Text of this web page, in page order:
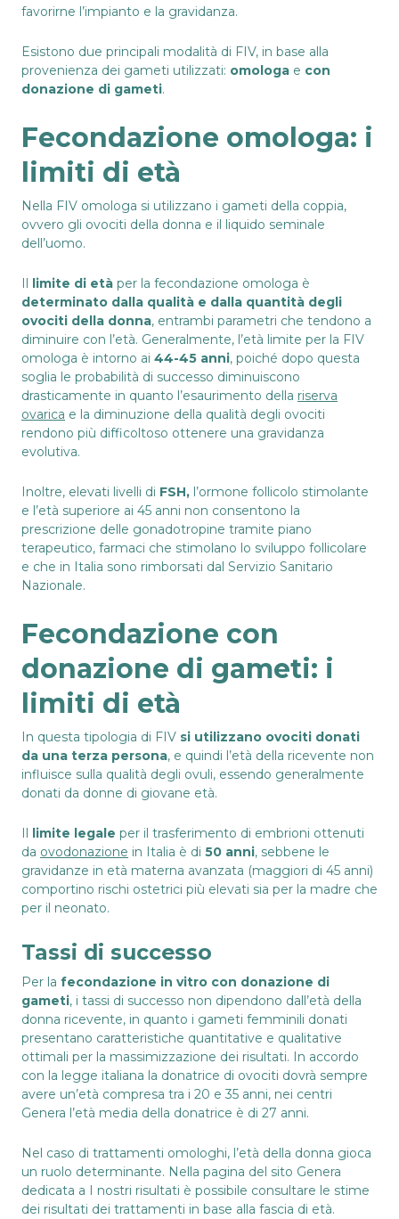
favorirne l’impianto e la gravidanza.
Esistono due principali modalità di FIV, in base alla
provenienza dei gameti utilizzati: omologa e con
donazione di gameti.
Fecondazione omologa: i
limiti di età
Nella FIV omologa si utilizzano i gameti della coppia,
ovvero gli ovociti della donna e il liquido seminale
dell’uomo.
Il limite di età per la fecondazione omologa è
determinato dalla qualità e dalla quantità degli
ovociti della donna, entrambi parametri che tendono a
diminuire con l’età. Generalmente, l’età limite per la FIV
omologa è intorno ai 44-45 anni, poiché dopo questa
soglia le probabilità di successo diminuiscono
drasticamente in quanto l’esaurimento della riserva
ovarica e la diminuzione della qualità degli ovociti
rendono più difficoltoso ottenere una gravidanza
evolutiva.
Inoltre, elevati livelli di FSH, l’ormone follicolo stimolante
e l’età superiore ai 45 anni non consentono la
prescrizione delle gonadotropine tramite piano
terapeutico, farmaci che stimolano lo sviluppo follicolare
e che in Italia sono rimborsati dal Servizio Sanitario
Nazionale.
Fecondazione con
donazione di gameti: i
limiti di età
In questa tipologia di FIV si utilizzano ovociti donati
da una terza persona, e quindi l’età della ricevente non
influisce sulla qualità degli ovuli, essendo generalmente
donati da donne di giovane età.
Il limite legale per il trasferimento di embrioni ottenuti
da ovodonazione in Italia è di 50 anni, sebbene le
gravidanze in età materna avanzata (maggiori di 45 anni)
comportino rischi ostetrici più elevati sia per la madre che
per il neonato.
Tassi di successo
Per la fecondazione in vitro con donazione di
gameti, i tassi di successo non dipendono dall’età della
donna ricevente, in quanto i gameti femminili donati
presentano caratteristiche quantitative e qualitative
ottimali per la massimizzazione dei risultati. In accordo
con la legge italiana la donatrice di ovociti dovrà sempre
avere un’età compresa tra i 20 e 35 anni, nei centri
Genera l’età media della donatrice è di 27 anni.
Nel caso di trattamenti omologhi, l’età della donna gioca
un ruolo determinante. Nella pagina del sito Genera
dedicata a I nostri risultati è possibile consultare le stime
dei risultati dei trattamenti in base alla fascia di età.